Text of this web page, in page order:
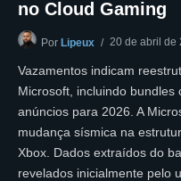
no Cloud Gaming
Por Lipeux 20 de abril de
Vazamentos indicam
Microsoft, incluindo bundles
anúncios para 2026. A
mudança sísmica na
Xbox. Dados extraídos do
revelados inicialmente pelo